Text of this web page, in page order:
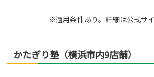
※適用条件あり。詳細は公式サ
かたぎり塾（横浜市内9店舗）